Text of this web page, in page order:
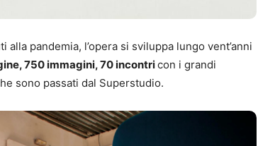
pandemia, l’opera si sviluppa lungo vent’anni
750 immagini, 70 incontricon i grandi
sono passati dal Superstudio.